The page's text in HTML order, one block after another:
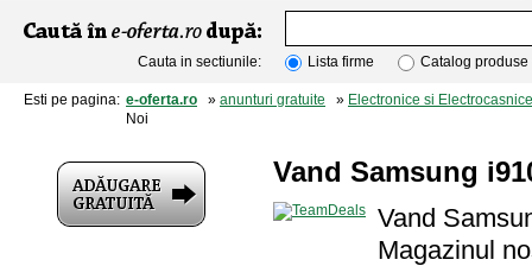
Cauta in sectiunile: Lista firme Catalog produse
Esti pe pagina: e-oferta.ro » anunturi gratuite » Electronice si Electrocasnice
Noi
Vand Samsung
Vand
Magazinul